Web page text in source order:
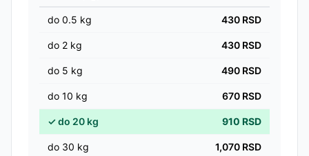
do 0.5 kg 430 RSD
do 2 kg 430 RSD
do 5 kg 490 RSD
do 10 kg 670 RSD
✓do 20 kg 910 RSD
do 30 kg 1,070 RSD